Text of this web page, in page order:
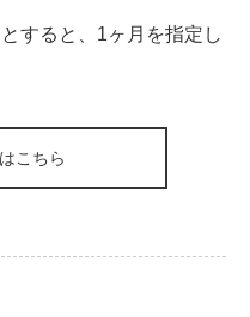
すると、1ヶ月を指定し
こちら